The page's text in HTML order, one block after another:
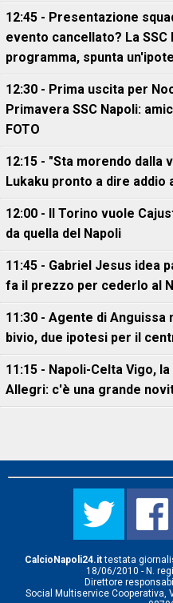
12:45 - Presentazione
evento cancellato? La SSC
programma, spunta
12:30 - Prima uscita per
Primavera SSC Napoli:
FOTO
12:15 - "Sta morendo dalla
Lukaku pronto a dire addio
12:00 - Il Torino vuole
da quella del Napoli
11:45 - Gabriel Jesus idea
fa il prezzo per cederlo al
11:30 - Agente di
bivio, due ipotesi per il
11:15 - Napoli-Celta Vigo,
Allegri: c'è una grande
CalcioNapoli24.ittestata
18/06/2010 - N.
Direttore
Social Multiservice Cooperativa,